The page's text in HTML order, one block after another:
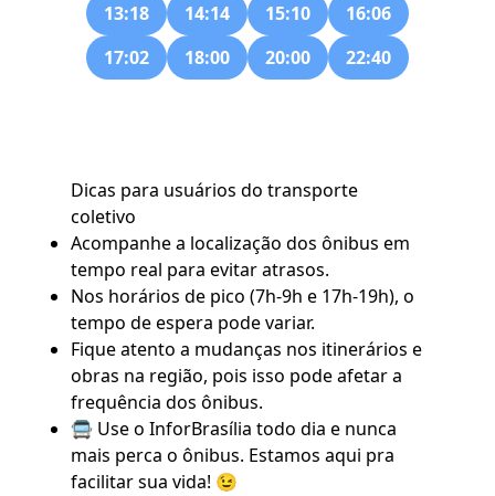
13:18
14:14 15:10
16:06
17:02
18:00 20:00 22:40
Dicas para usuários do transporte
coletivo
Acompanhe a localização dos ônibus em
tempo real para evitar atrasos.
Nos horários de pico (7h-9h e 17h-19h), o
tempo de espera pode variar.
Fique atento a mudanças nos itinerários e
obras na região, pois isso pode afetar a
frequência dos ônibus.
🚍 Use o InforBrasília todo dia e nunca
mais perca o ônibus. Estamos aqui pra
facilitar sua vida! 😉